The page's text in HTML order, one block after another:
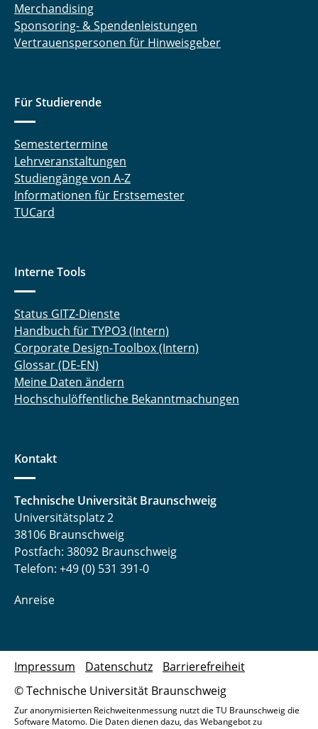
Merchandising
Sponsoring- & Spendenleistungen
Vertrauenspersonen für Hinweisgeber
Für Studierende
Semestertermine
Lehrveranstaltungen
Studiengänge von A-Z
Informationen für Erstsemester
TUCard
Interne Tools
Status GITZ-Dienste
Handbuch für TYPO3 (Intern)
Corporate Design-Toolbox (Intern)
Glossar (DE-EN)
Meine Daten ändern
Hochschulöffentliche Bekanntmachungen
Kontakt
Technische Universität Braunschweig
Universitätsplatz 2
38106 Braunschweig
Postfach: 38092 Braunschweig
Telefon: +49 (0) 531 391-0
Anreise
© Technische Universität Braunschweig
Impressum Datenschutz Barrierefreiheit
Zur anonymisierten Reichweitenmessung nutzt die TU Braunschweig die
Software Matomo. Die Daten dienen dazu, das Webangebot zu